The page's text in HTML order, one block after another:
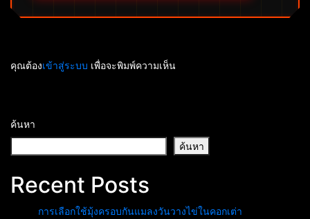
คุณต้องเข้าสู่ระบบ เพื่อจะพิมพ์ความเห็น
ค้นหา
ค้นหา
Recent Posts
การเลือกใช้มุ้งครอบกันแมลงวันวางไข่ในคอกเต่า